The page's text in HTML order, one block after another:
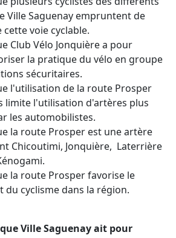
Ville Saguenay empruntent de
voie cyclable.
Club Vélo Jonquière a pour
la pratique du vélo en groupe
sécuritaires.
l'utilisation de la route Prosper
limite l'utilisation d'artères plus
les automobilistes.
la route Prosper est une artère
Chicoutimi, Jonquière, Laterrière
la route Prosper favorise le
du cyclisme dans la région.
Ville Saguenay ait pour